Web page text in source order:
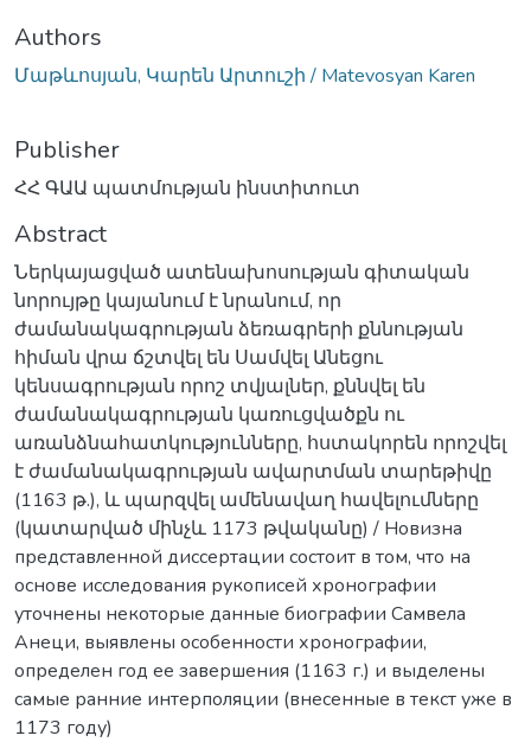
Authors
Մաթևոսյան, Կարեն Արտուշի / Matevosyan Karen
Publisher
ՀՀ ԳԱԱ պատմության ինստիտուտ
Abstract
Ներկայացված ատենախոսության գիտական
նորույթը կայանում է նրանում, որ
ժամանակագրության ձեռագրերի քննության
հիման վրա ճշտվել են Սամվել Անեցու
կենսագրության որոշ տվյալներ, քննվել են
ժամանակագրության կառուցվածքն ու
առանձնահատկությունները, հստակորեն որոշվել
է ժամանակագրության ավարտման տարեթիվը
(1163 թ.), և պարզվել ամենավաղ հավելումները
(կատարված մինչև 1173 թվականը) / Новизна
представленной диссертации состоит в том, что на
основе исследования рукописей хронографии
уточнены некоторые данные биографии Самвела
Анеци, выявлены особенности хронографии,
определен год ее завершения (1163 г.) и выделены
самые ранние интерполяции (внесенные в текст уже в
1173 году)